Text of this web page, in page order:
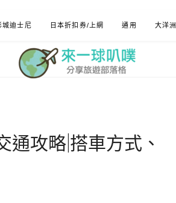
城迪士尼 日本折扣券/上網 通用 大洋洲
通攻略|搭車方式、